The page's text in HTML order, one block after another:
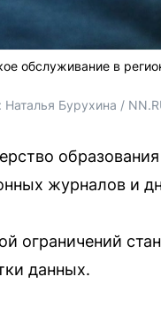
обслуживание в
Наталья Бурухина /
журналов и
ограничений
данных.